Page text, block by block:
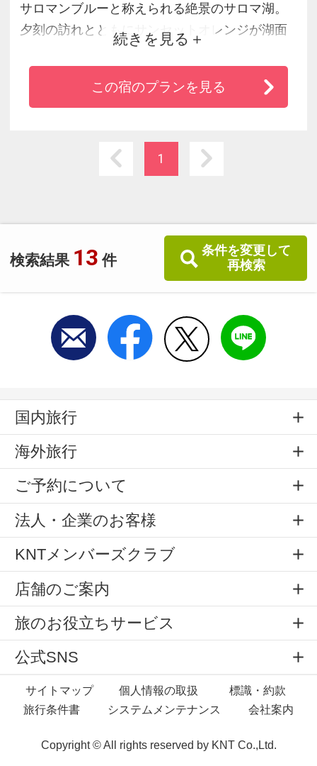
検索結果 13 件
条件を変更して
再検索
サロマンブルーと称えられる絶景のサロマ湖。
夕刻の訪れとともにサンセットオレンジが湖面
をドラマチックに塗り替えていきます。
サロマ湖の色彩マジック、美食と名湯に加え、
壮大な景観が旅の感動を彩ります。
続きを見る
この宿のプランを見る
1
国内旅行
海外旅行
ご予約について
法人・企業のお客様
KNTメンバーズクラブ
店舗のご案内
旅のお役立ちサービス
公式SNS
サイトマップ 個人情報の取扱
標識・約款
旅行条件書
システムメンテナンス 会社案内
Copyright © All rights reserved by KNT Co.,Ltd.